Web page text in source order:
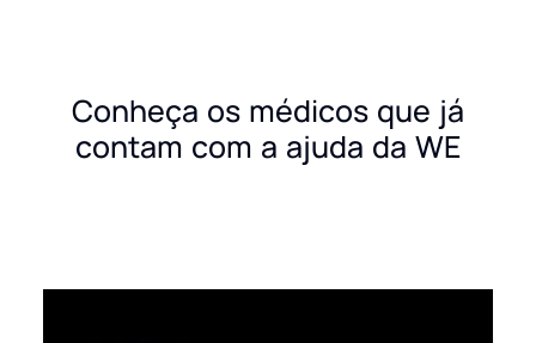
Conheça os médicos que já
contam com a ajuda da WE